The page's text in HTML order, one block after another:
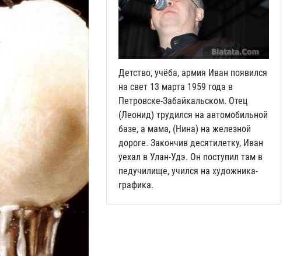
Детство, учёба, армия Иван появился
на свет 13 марта 1959 года в
Петровске-Забайкальском. Отец
(Леонид) трудился на автомобильной
базе, а мама, (Нина) на железной
дороге. Закончив десятилетку, Иван
уехал в Улан-Удэ. Он поступил там в
педучилище, учился на художника-
графика.